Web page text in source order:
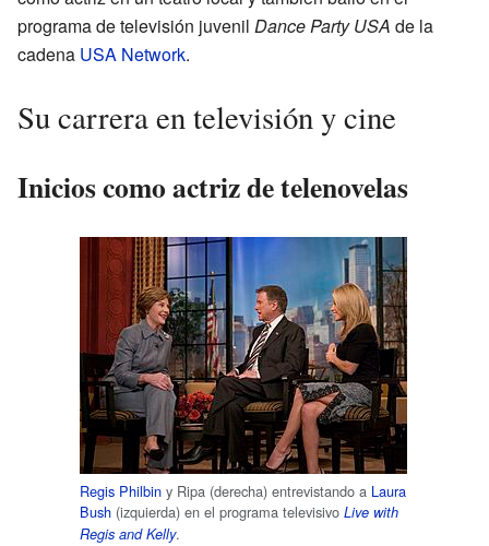
programa de televisión juvenil Dance Party USA de la
cadena USA Network.
Su carrera en televisión y cine
Inicios como actriz de telenovelas
Regis Philbin y Ripa (derecha) entrevistando a Laura
Bush (izquierda) en el programa televisivo Live with
Regis and Kelly.